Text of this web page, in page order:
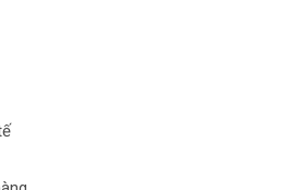
Các thương hiệu uy tín như DCA,
để mang đến những đĩa cưa gỗ
Danh mục sản phẩm đĩa cưa gỗ bao
cỡ và kiểu dáng khác nhau, phù hợp
dụng.